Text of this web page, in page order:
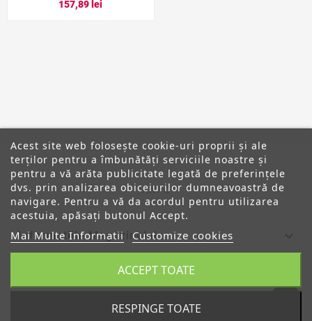
157,89 lei
ANPC
Informatiile Magazinului
Acest site web folosește cookie-uri proprii și ale
terților pentru a îmbunătăți serviciile noastre și
pentru a vă arăta publicitate legată de preferințele
dvs. prin analizarea obiceiurilor dumneavoastră de
navigare. Pentru a vă da acordul pentru utilizarea
acestuia, apăsați butonul Accept.
Mai Multe Informatii Customize cookies
RESPINGE TOATE
ACCEPT TOATE